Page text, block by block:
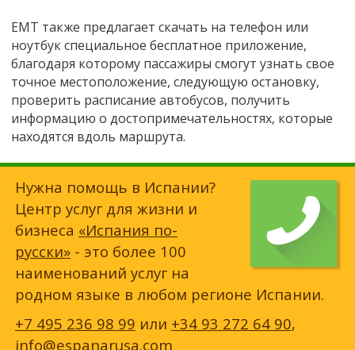
EMT также предлагает скачать на телефон или
ноутбук специальное бесплатное приложение,
благодаря которому пассажиры смогут узнать свое
точное местоположение, следующую остановку,
проверить расписание автобусов, получить
информацию о достопримечательностях, которые
находятся вдоль маршрута.
Нужна помощь в Испании?
Центр услуг для жизни и
бизнеса «Испания по-
русски» - это более 100
наименований услуг на
родном языке в любом регионе Испании.
+7 495 236 98 99 или +34 93 272 64 90,
info@espanarusa.com